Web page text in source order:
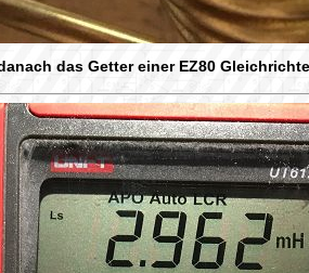
das Getter einer EZ80